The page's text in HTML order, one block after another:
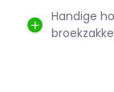
Handige